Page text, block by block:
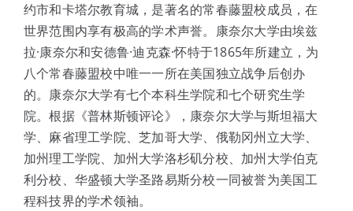
约市和卡塔尔教育城，是著名的常春藤盟校成员，在
世界范围内享有极高的学术声誉。康奈尔大学由埃兹
拉·康奈尔和安德鲁·迪克森·怀特于1865年所建立，为
八个常春藤盟校中唯一一所在美国独立战争后创办
的。康奈尔大学有七个本科生学院和七个研究生学
院。根据《普林斯顿评论》，康奈尔大学与斯坦福大
学、麻省理工学院、芝加哥大学、俄勒冈州立大学、
加州理工学院、加州大学洛杉矶分校、加州大学伯克
利分校、华盛顿大学圣路易斯分校一同被誉为美国工
程科技界的学术领袖。